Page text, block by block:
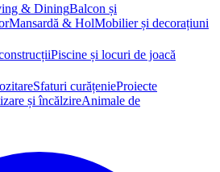
& DiningBalcon și
Mansardă & HolMobilier și decorațiuni
Piscine și locuri de joacă
Sfaturi curățenieProiecte
și încălzireAnimale de